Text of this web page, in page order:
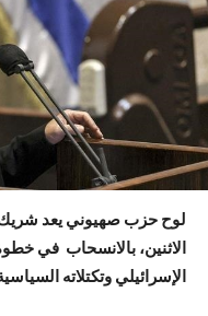
لوح حزب صهيوني يعد شريك
الاثنين، بالانسحاب في
الإسرائيلي وتكتلاته